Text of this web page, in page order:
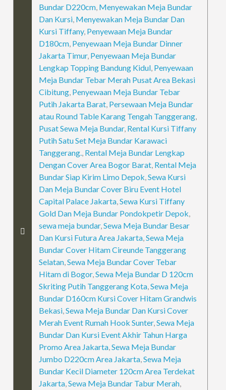
Bundar D220cm, Menyewakan Meja Bundar
Dan Kursi, Menyewakan Meja Bundar Dan
Kursi Tiffany, Penyewaan Meja Bundar
D180cm, Penyewaan Meja Bundar Dinner
Jakarta Timur, Penyewaan Meja Bundar
Lengkap Topping Bandung Kidul, Penyewaan
Meja Bundar Tebar Merah Pusat Area Bekasi
Cibitung, Penyewaan Meja Bundar Tebar
Putih Jakarta Barat, Persewaan Meja Bundar
atau Round Table Karang Tengah Tanggerang,
Pusat Sewa Meja Bundar, Rental Kursi Tiffany
Putih Satu Set Meja Bundar Karawaci
Tanggerang., Rental Meja Bundar Lengkap
Dengan Cover Area Bogor Barat, Rental Meja
Bundar Siap Kirim Limo Depok,Sewa Kursi
Dan Meja Bundar Cover Biru Event Hotel
Capital Palace Jakarta,Sewa Kursi Tiffany
Gold Dan Meja Bundar Pondokpetir Depok,
sewa meja bundar,Sewa Meja Bundar Besar
Dan Kursi Futura Area Jakarta,Sewa Meja
Bundar Cover Hitam Cireunde Tanggerang
Selatan,Sewa Meja Bundar Cover Tebar
Hitam di Bogor,Sewa Meja Bundar D 120cm
Skriting Putih Tanggerang Kota,Sewa Meja
Bundar D160cm Kursi Cover Hitam Grandwis
Bekasi,Sewa Meja Bundar Dan Kursi Cover
Merah Event Rumah Hook Sunter,Sewa Meja
Bundar Dan Kursi Event Akhir Tahun Harga
Promo Area Jakarta,Sewa Meja Bundar
Jumbo D220cm Area Jakarta,Sewa Meja
Bundar Kecil Diameter 120cm Area Terdekat
Jakarta,Sewa Meja Bundar Tabur Merah,